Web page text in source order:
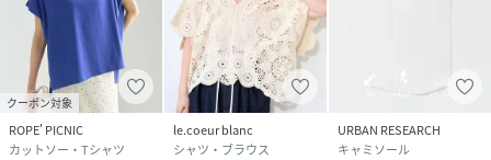
クーポン対象
ROPE' PICNIC
カットソー・Tシャツ
le.coeur blanc
シャツ・ブラウス
URBAN RESEARCH
キャミソール